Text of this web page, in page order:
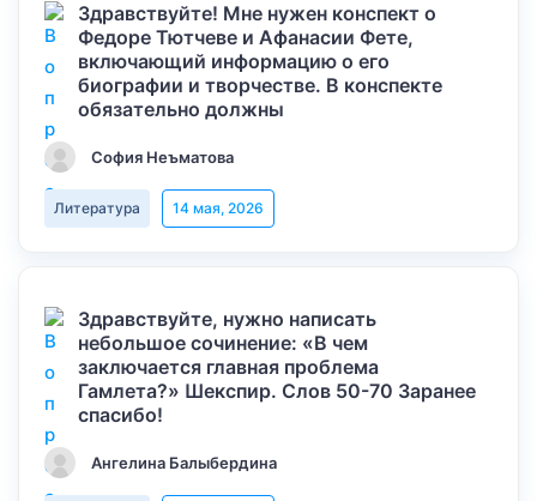
Здравствуйте! Мне нужен конспект о
Федоре Тютчеве и Афанасии Фете,
включающий информацию о его
биографии и творчестве. В конспекте
обязательно должны
София Неъматова
Литература 14 мая, 2026
Здравствуйте, нужно написать
небольшое сочинение: «В чем
заключается главная проблема
Гамлета?» Шекспир. Слов 50-70 Заранее
спасибо!
Ангелина Балыбердина